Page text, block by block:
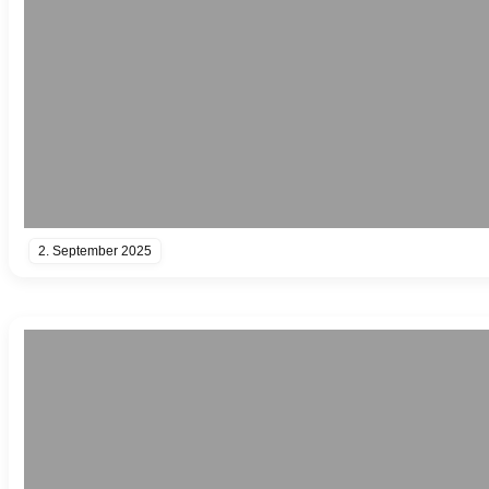
2. September 2025